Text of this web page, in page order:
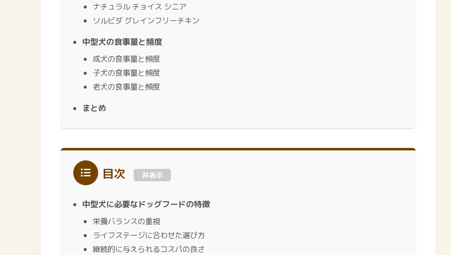
ナチュラル チョイス シニア
ソルビダ グレインフリーチキン
中型犬の食事量と頻度
成犬の食事量と頻度
子犬の食事量と頻度
老犬の食事量と頻度
まとめ
目次 非表示
中型犬に必要なドッグフードの特徴
栄養バランスの重視
ライフステージに合わせた選び方
継続的に与えられるコスパの良さ